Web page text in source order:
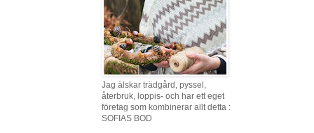
Jag älskar trädgård, pyssel,
återbruk, loppis- och har ett eget
företag som kombinerar allt detta :
SOFIAS BOD